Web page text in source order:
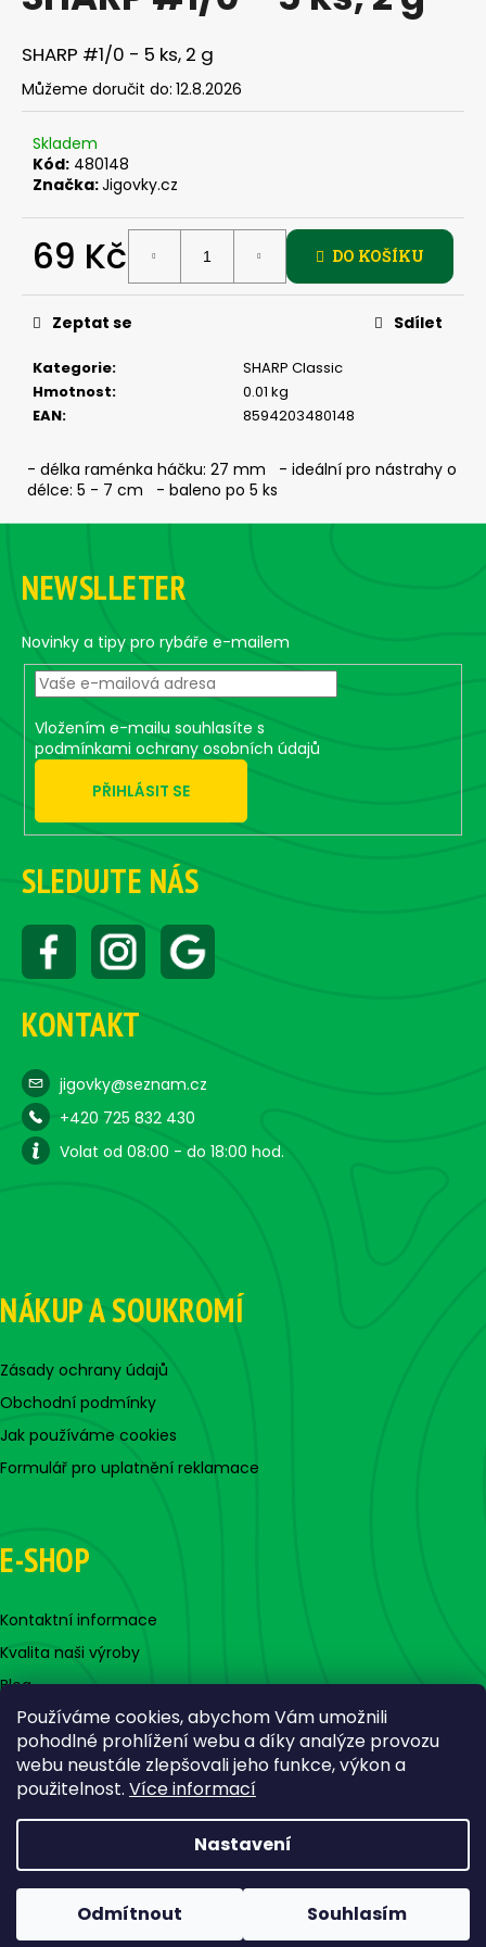
Používáme cookies, abychom Vám umožnili
pohodlné prohlížení webu a díky analýze provozu
webu neustále zlepšovali jeho funkce, výkon a
použitelnost. Více informací
Nastavení
Odmítnout Souhlasím
z
5
hvězdiček.
SHARP #1/0 - 5 ks, 2 g
Můžeme doručit do: 12.8.2026
Skladem
Kód: 480148
Značka:Jigovky.cz
69 Kč
cena:
DO KOŠÍKU
Kategorie:
SHARP Classic
Hmotnost:
0.01 kg
EAN: 8594203480148
Zeptat se Sdílet
- délka raménka háčku: 27 mm - ideální pro nástrahy o
délce: 5 - 7 cm - baleno po 5 ks
j
í
t
?
HLEDAT
o
p
o
u
č
m
e
ČIHÁTKO
POD
20
MM
Kč
Z
NEWSLLETER
Novinky a tipy pro rybáře e-mailem
Vložením e-mailu souhlasíte s
podmínkami ochrany osobních údajů
PŘIHLÁSIT SE
SLEDUJTE NÁS
KONTAKT
jigovky@seznam.cz
+420 725 832 430
Volat od 08:00 - do 18:00 hod.
NÁKUP A SOUKROMÍ
Zásady ochrany údajů
Obchodní podmínky
Jak používáme cookies
Formulář pro uplatnění reklamace
E-SHOP
Kontaktní informace
Kvalita naši výroby
Blog
Copyright 2026Jigovky.cz. Všechna práva vyhrazena.
Upravit nastavení cookies